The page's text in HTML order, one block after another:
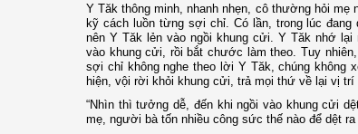
Y Tăk thông minh, nhanh nhẹn, cô thường hỏi
kỹ cách luồn từng sợi chỉ. Có lần, trong lúc
nên Y Tăk lẻn vào ngồi khung cửi. Y Tăk nhớ
vào khung cửi, rồi bắt chước làm theo. Tuy
sợi chỉ không nghe theo lời Y Tăk, chúng không
hiện, vội rời khỏi khung cửi, trả mọi thứ về lại vị trí
“Nhìn thì tưởng dễ, đến khi ngồi vào khung cửi
mẹ, người bà tốn nhiều công sức thế nào để dệt